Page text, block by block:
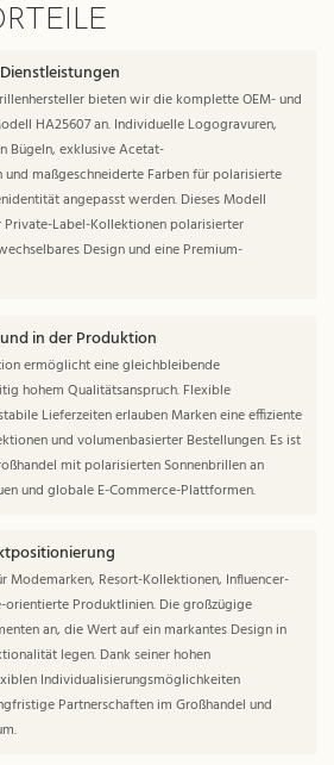
bieten wir die komplette OEM- und
HA25607 an. Individuelle Logogravuren,
Bügeln, exklusive Acetat-
maßgeschneiderte Farben für polarisierte
angepasst werden. Dieses Modell
Label-Kollektionen polarisierter
Design und eine Premium-
in der Produktion
ermöglicht eine gleichbleibende
hohem Qualitätsanspruch. Flexible
Lieferzeiten erlauben Marken eine effiziente
und volumenbasierter Bestellungen. Es ist
mit polarisierten Sonnenbrillen an
und globale E-Commerce-Plattformen.
Modemarken, Resort-Kollektionen, Influencer-
Produktlinien. Die großzügige
an, die Wert auf ein markantes Design in
legen. Dank seiner hohen
Individualisierungsmöglichkeiten
Partnerschaften im Großhandel und